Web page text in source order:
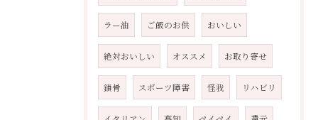
ラー油 ご飯のお供 おいしい
絶対おいしい オススメ お取り寄せ
鎖骨 スポーツ障害 怪我 リハビリ